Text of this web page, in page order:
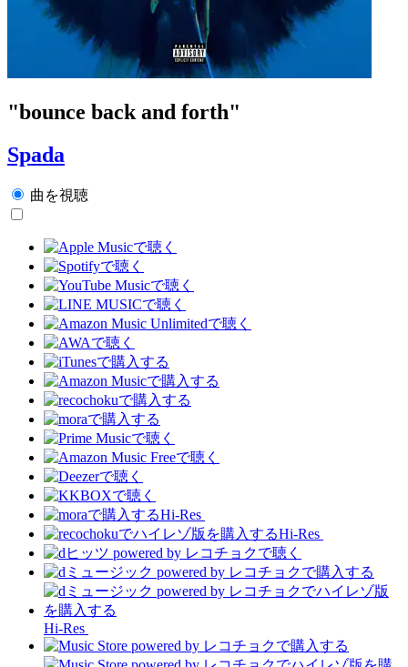
"bounce back and forth"
Spada
曲を視聴
Hi-Res
Hi-Res
Hi-Res